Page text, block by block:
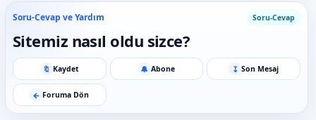
Soru-Cevap ve Yardım Soru-Cevap
Sitemiz nasıl oldu sizce?
🔖 Kaydet 🔔 Abone ↧ Son Mesaj
← Foruma Dön